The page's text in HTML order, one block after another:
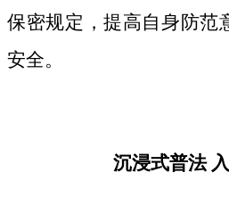
保密规定，提高自身防范
安全。
沉浸式普法